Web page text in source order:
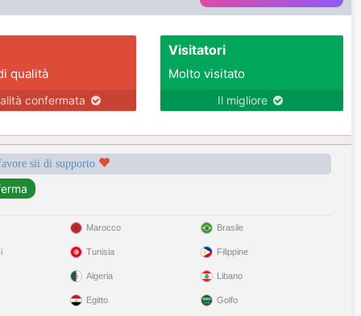
qualità
confermata
Visitatori
Molto visitato
Il migliore
sii di supporto
Marocco
Tunisia
Algeria
Egitto
Brasile
Filippine
Libano
Golfo